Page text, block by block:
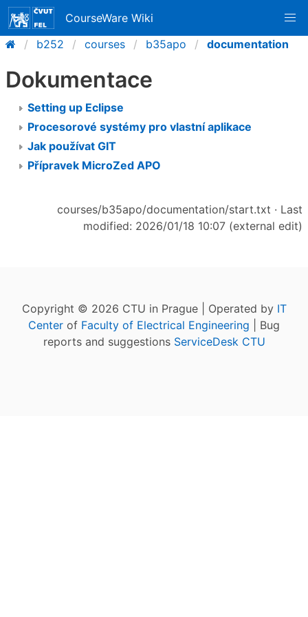
CourseWare Wiki
b252
courses b35apo documentation
Dokumentace
Setting up Eclipse
Procesorové systémy pro vlastní aplikace
Jak používat GIT
Přípravek MicroZed APO
courses/b35apo/documentation/start.txt · Last
modified: 2026/01/18 10:07 (external edit)
Copyright © 2026 CTU in Prague | Operated by IT
Center of Faculty of Electrical Engineering | Bug
reports and suggestions ServiceDesk CTU